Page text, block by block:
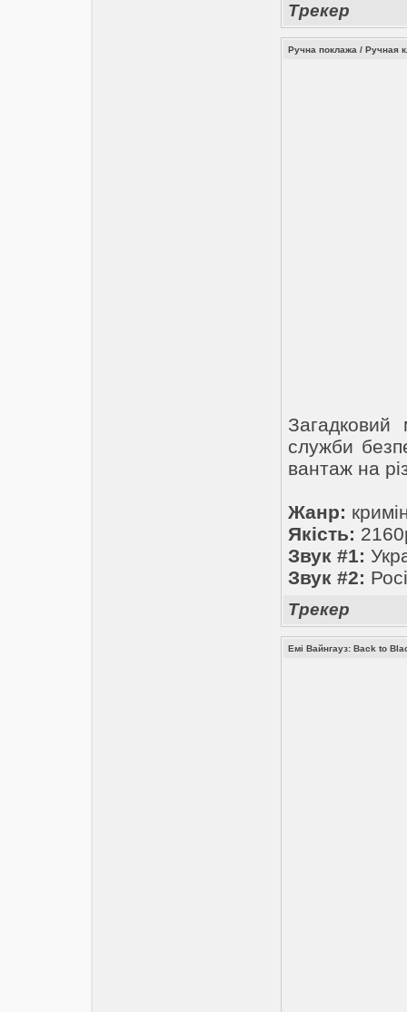
Трекер
Ручна поклажа / Ручная
Загадковий
служби
вантаж на
Жанр:
Якість:
Звук #1:
Звук #2:
Трекер
Емі Вайнгауз: Back to